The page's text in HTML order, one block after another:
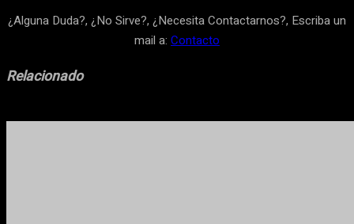
¿Alguna Duda?, ¿No Sirve?, ¿Necesita Contactarnos?, Escriba un
mail a: Contacto
Relacionado